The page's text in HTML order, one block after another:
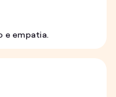
e empatia.